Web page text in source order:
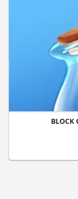
BLOCK